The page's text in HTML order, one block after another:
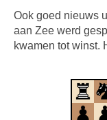
Ook goed nieuws
aan Zee werd
kwamen tot winst.